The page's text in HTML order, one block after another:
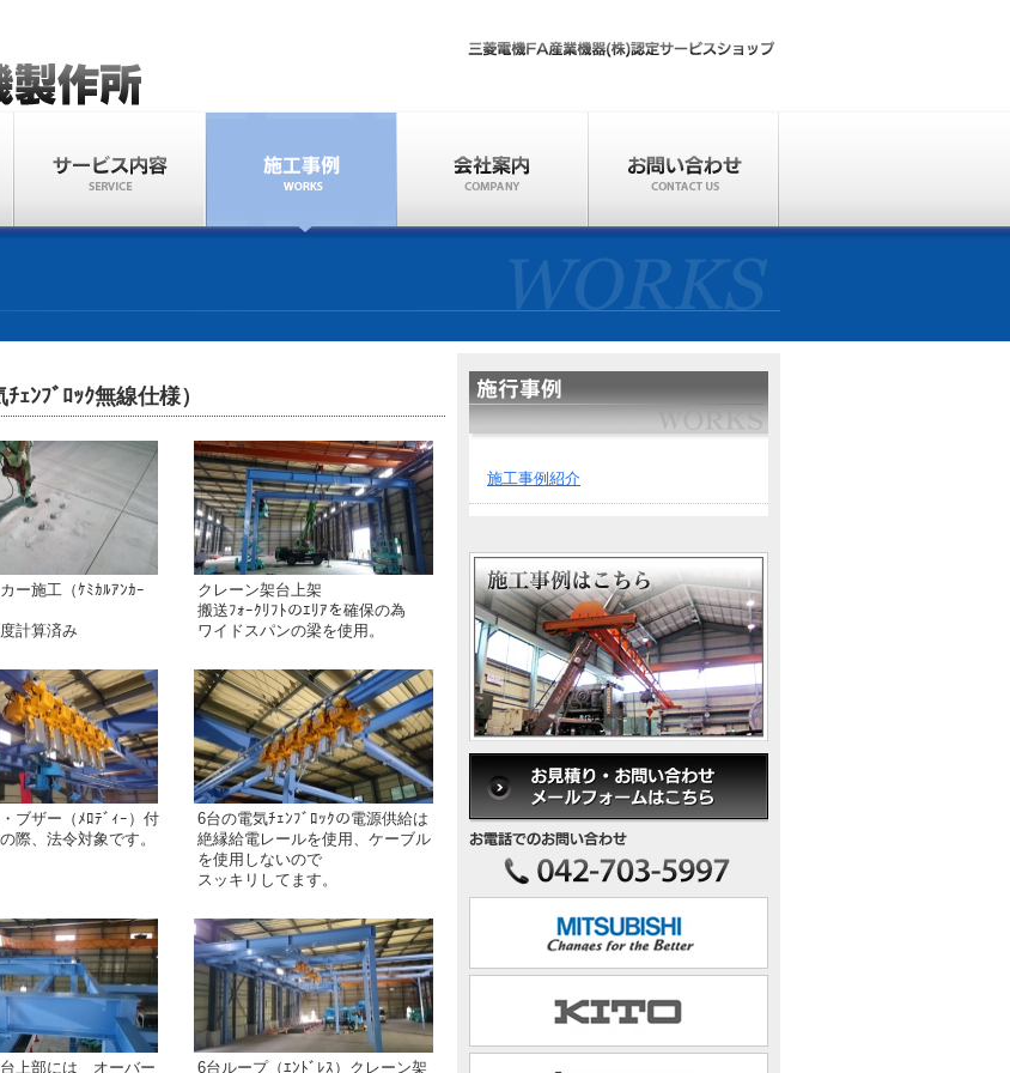
ｪﾝﾌﾞﾛｯｸ無線仕様）
ー施工（ｹﾐｶﾙｱﾝｶｰ
計算済み
クレーン架台上架
搬送ﾌｫｰｸﾘﾌﾄのｴﾘｱを確保の為
ワイドスパンの梁を使用。
ブザー（ﾒﾛﾃﾞｨｰ）付
際、法令対象です。
6台の電気ﾁｪﾝﾌﾞﾛｯｸの電源供給は
絶縁給電レールを使用、ケーブル
を使用しないので
スッキリしてます。
上部には オーバー 6台ループ（ｴﾝﾄﾞﾚｽ）クレーン架
施工事例紹介